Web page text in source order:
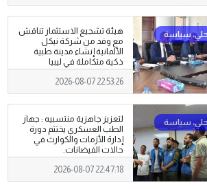
هيئة تشجيع الاستثمار تناقش
مع وفد من شركة نيكل
الألمانية إنشاء مدينة طبية
ذكية متكاملة في ليبيا
2026-08-07 22:53:26
لتعزيز جاهزية منتسبيه : جهاز
الطب العسكري يختتم دورة
إدارة الأزمات والكوارث في
حالات الفيضانات.
2026-08-07 22:47:18